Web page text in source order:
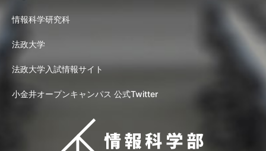
情報科学研究科
法政大学
法政大学入試情報サイト
小金井オープンキャンパス 公式Twitter